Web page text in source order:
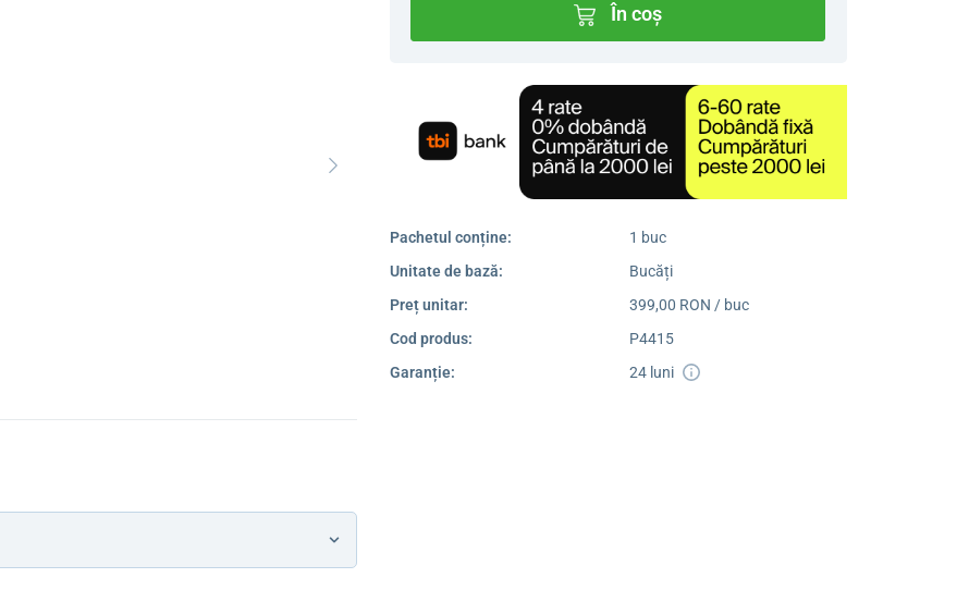
În coș
Pachetul conține:
1 buc
Unitate de bază:
Bucăți
Preț unitar:
399,00 RON / buc
Cod produs:
P4415
Garanție:
24 luni